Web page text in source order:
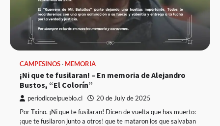
CAMPESINOS MEMORIA
¡Ni que te fusilaran! – En memoria de Alejandro
Bustos, “El Colorín”
periodicoelpueblo.cl 20 de July de 2025
Por Txino. ¡Ni que te fusilaran! Dicen de vuelta que has muerto:
¡que te fusilaron junto a otros! que te mataron los que salvaban